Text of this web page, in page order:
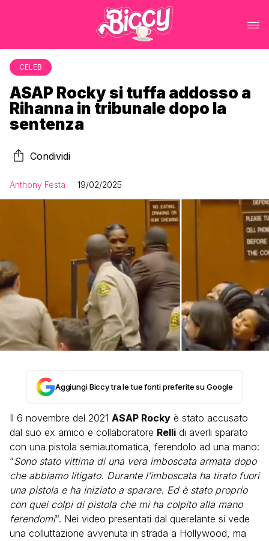
CELEB
ASAP Rocky si tuffa addosso a
Rihanna in tribunale dopo la
sentenza
Condividi
Anthony Festa 19/02/2025
Aggiungi Biccy tra le tue fonti preferite su Google
Il 6 novembre del 2021 ASAP Rocky è stato accusato
dal suo ex amico e collaboratore Relli di averli sparato
con una pistola semiautomatica, ferendolo ad una mano:
“Sono stato vittima di una vera imboscata armata dopo
che abbiamo litigato. Durante l’imboscata ha tirato fuori
una pistola e ha iniziato a sparare. Ed è stato proprio
con quei colpi di pistola che mi ha colpito alla mano
ferendomi“. Nei video presentati dal querelante si vede
una colluttazione avvenuta in strada a Hollywood, ma